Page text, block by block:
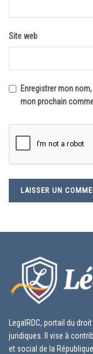
Site web
Enregistrer mon
mon prochain
LegalRDC, portail du
juridiques. Il vise à
et social de la